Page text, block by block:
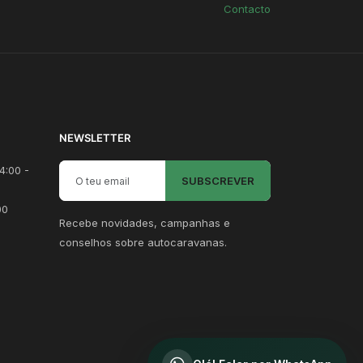
Contacto
-
NEWSLETTER
Email para newsletter
SUBSCREVER
Recebe novidades, campanhas e
conselhos sobre autocaravanas.